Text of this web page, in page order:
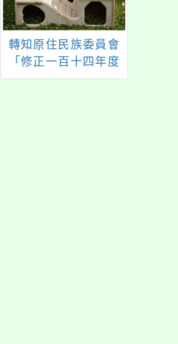
轉知原住民族委員會
「修正一百十四年度
原住民族歲時祭儀放